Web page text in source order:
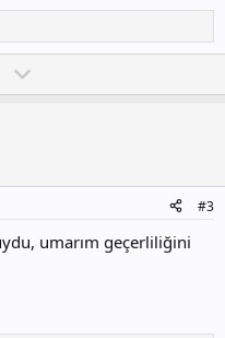
o
v
t
e
#3
umarım geçerliliğini